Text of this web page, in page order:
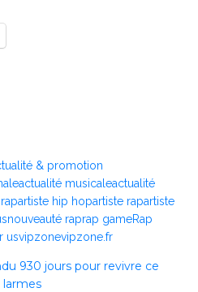
& promotion
actualité musicaleactualité
artiste hip hopartiste rapartiste
nouveauté raprap gameRap
usvipzonevipzone.fr
930 jours pour revivre ce